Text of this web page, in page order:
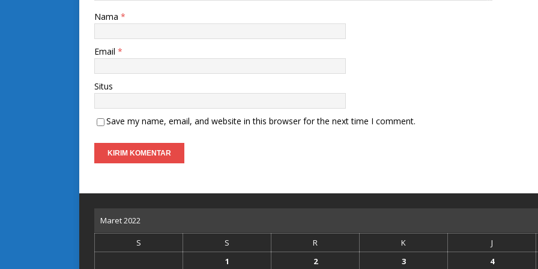
Nama *
Email *
Situs
Save my name, email, and website in this browser for the next time I comment.
Maret 2022
S S R K J
1
2 3 4